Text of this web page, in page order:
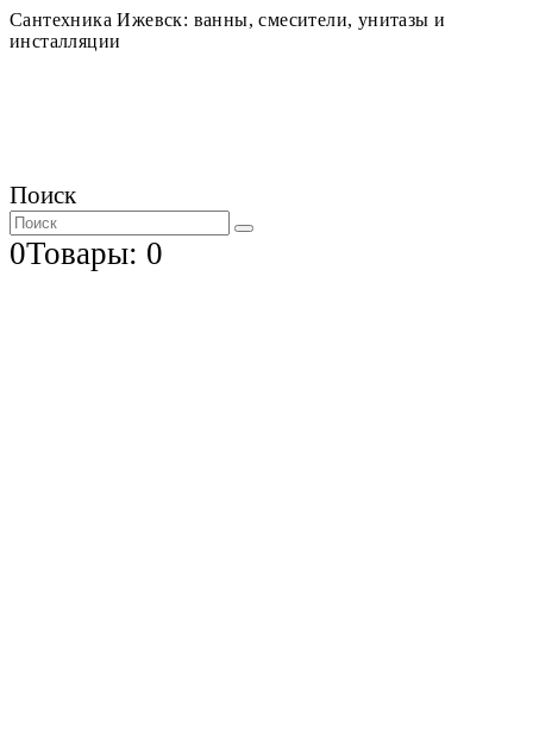
Сантехника Ижевск: ванны, смесители, унитазы и
инсталляции
Поиск
0Товары: 0